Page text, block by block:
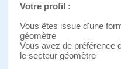
Votre profil :
Vous êtes issue d'une
géomètre
Vous avez de préférence
le secteur géomètre